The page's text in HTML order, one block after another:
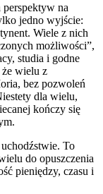
perspektyw na
jedno wyjście:
Wiele z nich
możliwości”,
studia i godne
wielu z
bez pozwoleń
dla wielu,
kończy się
To
do opuszczenia
pieniędzy, czasu i